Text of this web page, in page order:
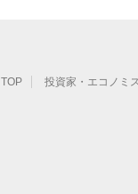
TOP 投資家・エコノミ